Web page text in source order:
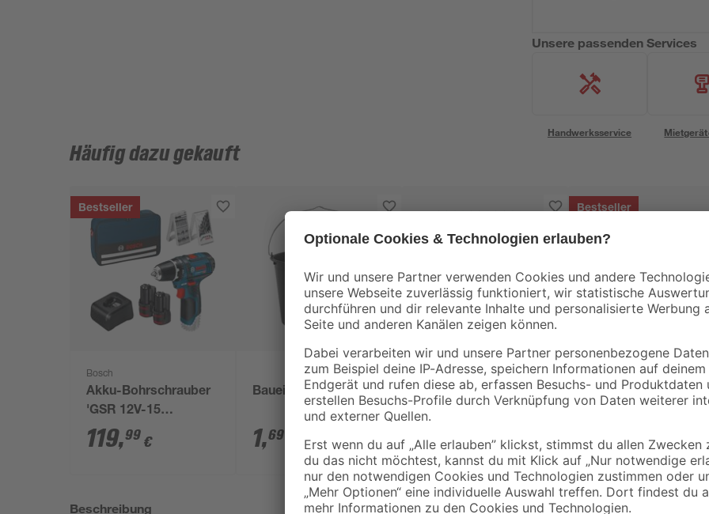
Unsere passenden Services
Handwerksservice
Häufig dazu gekauft
Bestseller
Bosch
Akku-Bohrschrauber
'GSR 12V-15
Professional' mit 2
Akkus, Tasche und
119,99 €
Baueimer 12 l
1,69
Küpper
Lochwandhaken-
Sortiment 30-teilig
41, €
Bestseller
Ryobi
Akku-Starter-Set
Akku und Ladegerät
129, €
Beschreibung